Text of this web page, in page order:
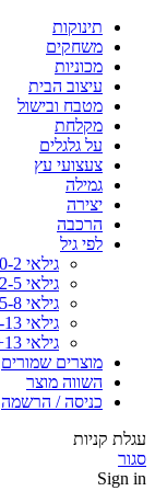
תינוקות
משחקים
מכוניות
עיצוב הבית
מטבח ובישול
מקלחת
על גלגלים
צעצועי עץ
גמילה
יצירה
הרכבה
לפי גיל
גילאי 0-2
גילאי 2-5
גילאי 5-8
גילאי 8-13
גילאי 13+
מוצרים שמורים
השווה מוצר
כניסה / הרשמה
עגלת קניות
סגור
Sign in